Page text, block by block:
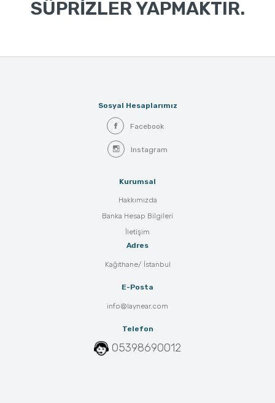
SÜPRİZLER YAPMAKTIR.
Sosyal Hesaplarımız
Facebook
Instagram
Kurumsal
Hakkımızda
Banka Hesap Bilgileri
İletişim
Adres
Kağıthane/ İstanbul
E-Posta
info@laynear.com
Telefon
05398690012